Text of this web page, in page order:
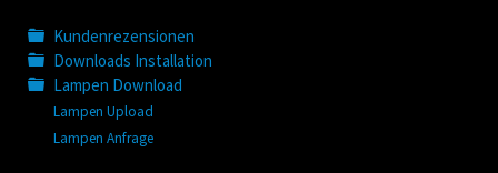
Kundenrezensionen
Downloads Installation
Lampen Download
Lampen Upload
Lampen Anfrage